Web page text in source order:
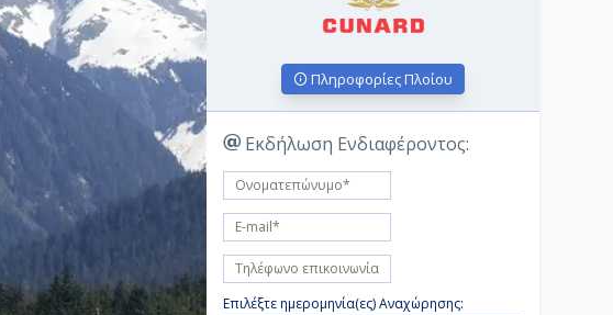
Πληροφορίες Πλοίου
Εκδήλωση Ενδιαφέροντος:
Επιλέξτε ημερομηνία(ες) Αναχώρησης: